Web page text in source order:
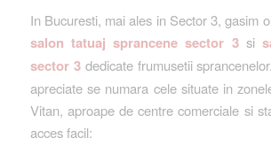
In Bucuresti, mai ales in Sector 3, gasim
salon tatuaj sprancene sector 3si
sector 3dedicate frumusetii
apreciate se numara cele situate in
Vitan, aproape de centre comerciale si
acces facil: